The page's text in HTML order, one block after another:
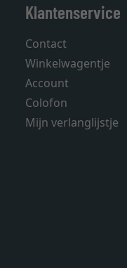
Klantenservice
Contact
Winkelwagentje
Account
Colofon
Mijn verlanglijstje